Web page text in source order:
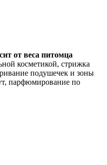
от веса питомца
косметикой, стрижка
подушечек и зоны
парфюмирование по